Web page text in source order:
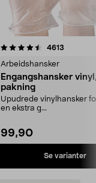
4613
Arbeidshansker
Engangshansker
pakning
Upudrede vinylhansker
en ekstra g...
99,90
Se varianter
4.5 av 5 stjerner